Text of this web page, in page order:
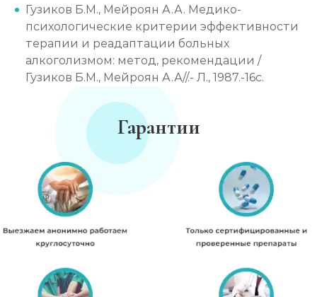
Гузиков Б.М., Мейроян А.А. Медико-
психологические критерии эффективности
терапии и реадаптации больных
алкоголизмом: метод, рекомендации /
Гузиков Б.М., Мейроян А.А//.- Л., 1987.-16с.
Гарантии